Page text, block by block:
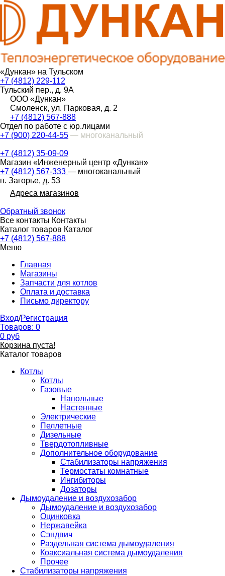
«Дункан» на Тульском
+7 (4812) 229-112
Тульский пер., д. 9А
ООО «Дункан»
Смоленск, ул. Парковая, д. 2
+7 (4812) 567-888
Отдел по работе с юр.лицами
+7 (900) 220-44-55 — многоканальный
+7 (4812) 35-09-09
Магазин «Инженерный центр «Дункан»
+7 (4812) 567-333 — многоканальный
п. Загорье, д. 53
Адреса магазинов
Обратный звонок
Все контакты Контакты
Каталог товаров Каталог
+7 (4812) 567-888
Меню
Главная
Магазины
Запчасти для котлов
Оплата и доставка
Письмо директору
Вход/Регистрация
Товаров: 0
0 руб
Корзина пуста!
Каталог товаров
Котлы
Котлы
Газовые
Напольные
Настенные
Электрические
Пеллетные
Дизельные
Твердотопливные
Дополнительное оборудование
Стабилизаторы напряжения
Термостаты комнатные
Ингибиторы
Дозаторы
Дымоудаление и воздухозабор
Дымоудаление и воздухозабор
Оцинковка
Нержавейка
Сэндвич
Раздельная система дымоудаления
Коаксиальная система дымоудаления
Прочее
Стабилизаторы напряжения